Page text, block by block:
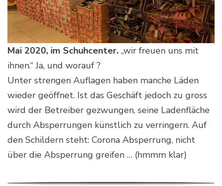
Mai 2020, im Schuhcenter. „wir freuen uns mit
ihnen.“ Ja, und worauf ?
Unter strengen Auflagen haben manche Läden
wieder geöffnet. Ist das Geschäft jedoch zu gross
wird der Betreiber gezwungen, seine Ladenfläche
durch Absperrungen künstlich zu verringern. Auf
den Schildern steht: Corona Absperrung, nicht
über die Absperrung greifen … (hmmm klar)